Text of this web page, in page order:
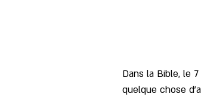
Dans la Bible, le
quelque chose